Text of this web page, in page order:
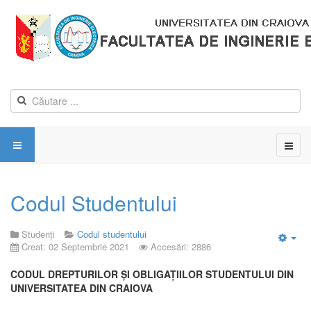
Codul Studentului
Studenți
Codul studentului
Creat: 02 Septembrie 2021
Accesări: 2886
CODUL DREPTURILOR ŞI OBLIGAŢIILOR STUDENTULUI DIN
UNIVERSITATEA DIN CRAIOVA